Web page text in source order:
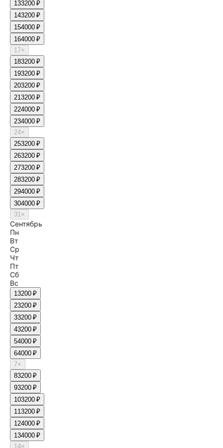
133200 ₽
143200 ₽
154000 ₽
164000 ₽
17×
183200 ₽
193200 ₽
203200 ₽
213200 ₽
224000 ₽
234000 ₽
24×
253200 ₽
263200 ₽
273200 ₽
283200 ₽
294000 ₽
304000 ₽
31×
Сентябрь
Пн
Вт
Ср
Чт
Пт
Сб
Вс
13200 ₽
23200 ₽
33200 ₽
43200 ₽
54000 ₽
64000 ₽
7×
83200 ₽
93200 ₽
103200 ₽
113200 ₽
124000 ₽
134000 ₽
14×